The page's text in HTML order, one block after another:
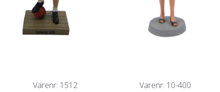
Varenr: 1512 Varenr: 10-400